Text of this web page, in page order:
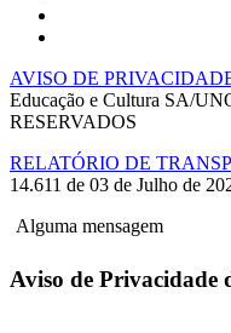
AVISO DE
Educação e Cultura SA/
RESERVADOS
RELATÓRIO DE
14.611 de 03 de Julho de
Alguma mensagem
Aviso de